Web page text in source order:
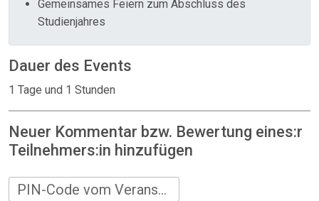
Gemeinsames Feiern zum Abschluss des
Studienjahres
Dauer des Events
1 Tage und 1 Stunden
Neuer Kommentar bzw. Bewertung eines:r
Teilnehmers:in hinzufügen
PIN-Code vom Veranstalter